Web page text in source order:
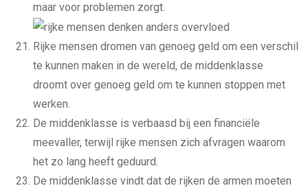
maar voor problemen zorgt.
Rijke mensen dromen van genoeg geld om een verschil
te kunnen maken in de wereld, de middenklasse
droomt over genoeg geld om te kunnen stoppen met
werken.
De middenklasse is verbaasd bij een financiële
meevaller, terwijl rijke mensen zich afvragen waarom
het zo lang heeft geduurd.
De middenklasse vindt dat de rijken de armen moeten